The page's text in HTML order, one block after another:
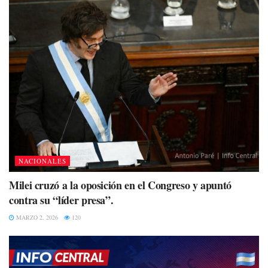
NACIONALES
Milei cruzó a la oposición en el Congreso y apuntó
contra su “líder presa”.
MARZO 2, 2026 120